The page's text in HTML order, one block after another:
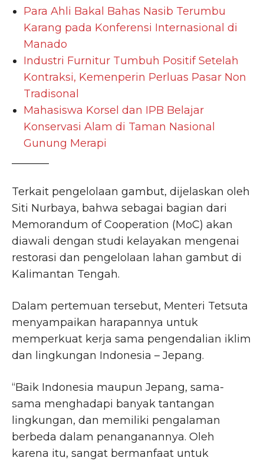
Para Ahli Bakal Bahas Nasib Terumbu
Karang pada Konferensi Internasional di
Manado
Industri Furnitur Tumbuh Positif Setelah
Kontraksi, Kemenperin Perluas Pasar Non
Tradisonal
Mahasiswa Korsel dan IPB Belajar
Konservasi Alam di Taman Nasional
Gunung Merapi
Terkait pengelolaan gambut, dijelaskan oleh
Siti Nurbaya, bahwa sebagai bagian dari
Memorandum of Cooperation (MoC) akan
diawali dengan studi kelayakan mengenai
restorasi dan pengelolaan lahan gambut di
Kalimantan Tengah.
Dalam pertemuan tersebut, Menteri Tetsuta
menyampaikan harapannya untuk
memperkuat kerja sama pengendalian iklim
dan lingkungan Indonesia – Jepang.
“Baik Indonesia maupun Jepang, sama-
sama menghadapi banyak tantangan
lingkungan, dan memiliki pengalaman
berbeda dalam penanganannya. Oleh
karena itu, sangat bermanfaat untuk